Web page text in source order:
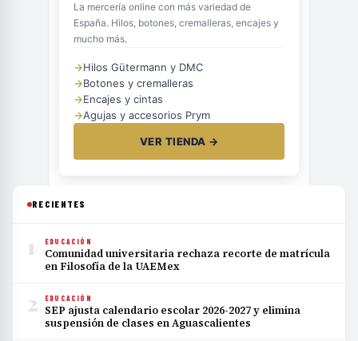
La mercería online con más variedad de
España. Hilos, botones, cremalleras, encajes y
mucho más.
→Hilos Gütermann y DMC
→Botones y cremalleras
→Encajes y cintas
→Agujas y accesorios Prym
VER TIENDA →
RECIENTES
1 EDUCACIÓN
Comunidad universitaria rechaza recorte de matrícula
en Filosofía de la UAEMex
2 EDUCACIÓN
SEP ajusta calendario escolar 2026-2027 y elimina
suspensión de clases en Aguascalientes